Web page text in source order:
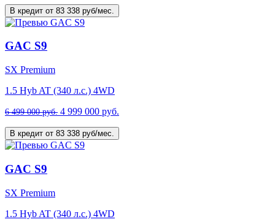
В кредит от 83 338 руб/мес.
GAC S9
SX Premium
1.5 Hyb AT (340 л.с.) 4WD
6 499 000 руб. 4 999 000 руб.
В кредит от 83 338 руб/мес.
GAC S9
SX Premium
1.5 Hyb AT (340 л.с.) 4WD